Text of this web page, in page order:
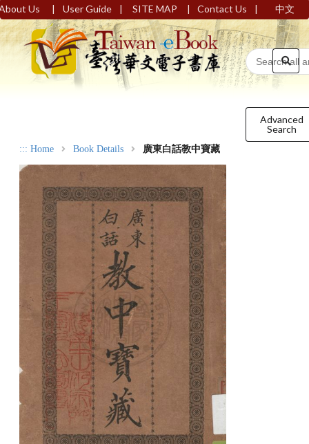
Us | User Guide | SITE MAP | Contact Us | 中文
Advanced
Search
::: Home Book Details 廣東白話教中寶藏